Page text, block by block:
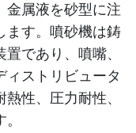
金属液を砂型に注
ます。噴砂機は鋳
であり、噴嘴、
ィストリビュータ
性、圧力耐性、